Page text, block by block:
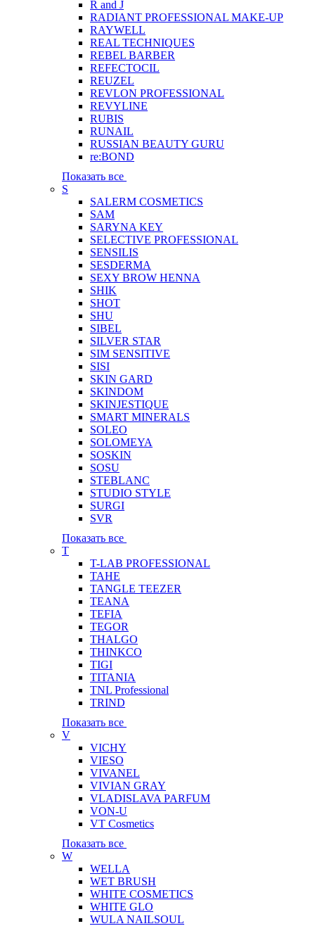
R and J
RADIANT PROFESSIONAL MAKE-UP
RAYWELL
REAL TECHNIQUES
REBEL BARBER
REFECTOCIL
REUZEL
REVLON PROFESSIONAL
REVYLINE
RUBIS
RUNAIL
RUSSIAN BEAUTY GURU
re:BOND
Показать все
S
SALERM COSMETICS
SAM
SARYNA KEY
SELECTIVE PROFESSIONAL
SENSILIS
SESDERMA
SEXY BROW HENNA
SHIK
SHOT
SHU
SIBEL
SILVER STAR
SIM SENSITIVE
SISI
SKIN GARD
SKINDOM
SKINJESTIQUE
SMART MINERALS
SOLEO
SOLOMEYA
SOSKIN
SOSU
STEBLANC
STUDIO STYLE
SURGI
SVR
Показать все
T
T-LAB PROFESSIONAL
TAHE
TANGLE TEEZER
TEANA
TEFIA
TEGOR
THALGO
THINKCO
TIGI
TITANIA
TNL Professional
TRIND
Показать все
V
VICHY
VIESO
VIVANEL
VIVIAN GRAY
VLADISLAVA PARFUM
VON-U
VT Cosmetics
Показать все
W
WELLA
WET BRUSH
WHITE COSMETICS
WHITE GLO
WULA NAILSOUL